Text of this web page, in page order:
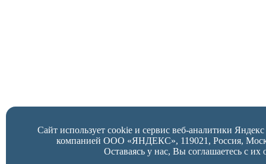
Сайт использует cookie и сервис веб-аналитики
компанией ООО «ЯНДЕКС», 119021, Россия,
Оставаясь у нас, Вы соглашаетесь с их